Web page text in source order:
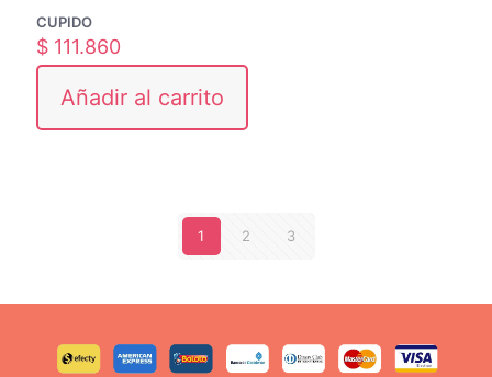
CUPIDO
$ 111.860
Añadir al carrito
1 2 3